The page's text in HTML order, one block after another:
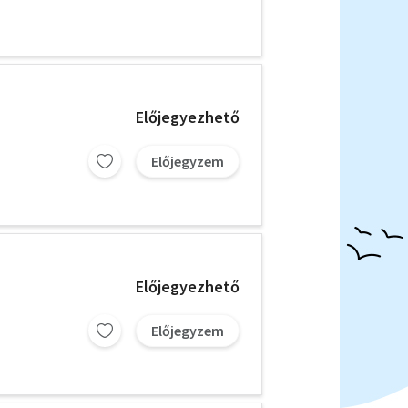
Előjegyezhető
Előjegyzem
Előjegyezhető
Előjegyzem